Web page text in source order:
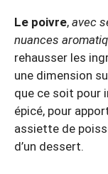
Le poivre, avec
nuances
rehausser les
une dimension
que ce soit pour
épicé, pour
assiette de
d’un dessert.